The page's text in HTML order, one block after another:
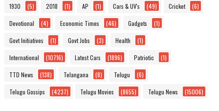
1930 (5) 2018 (1) AP (1) Cars & UV's (49) Cricket (6)
Devotional (4) Economic Times (46) Gadgets (1)
Govt Initiatives (1) Govt Jobs (3) Health (1)
International (10716) Latest Cars (1896) Patriotic (1)
TTD News (138) Telangana (8) Telugu (6)
Telugu Gossips (4237) Telugu Movies (8655) Telugu News (15006)